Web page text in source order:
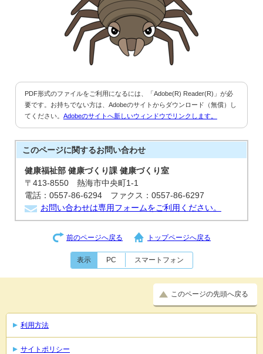
PDF形式のファイルをご利用になるには、「Adobe(R) Reader(R)」が必
要です。お持ちでない方は、Adobeのサイトからダウンロード（無償）し
てください。 Adobeのサイトへ新しいウィンドウでリンクします。
このページに関するお問い合わせ
健康福祉部 健康づくり課 健康づくり室
〒413-8550 熱海市中央町1-1
電話：0557-86-6294 ファクス：0557-86-6297
お問い合わせは専用フォームをご利用ください。
前のページへ戻る トップページへ戻る
表示 PC スマートフォン
このページの先頭へ戻る
利用方法
サイトポリシー